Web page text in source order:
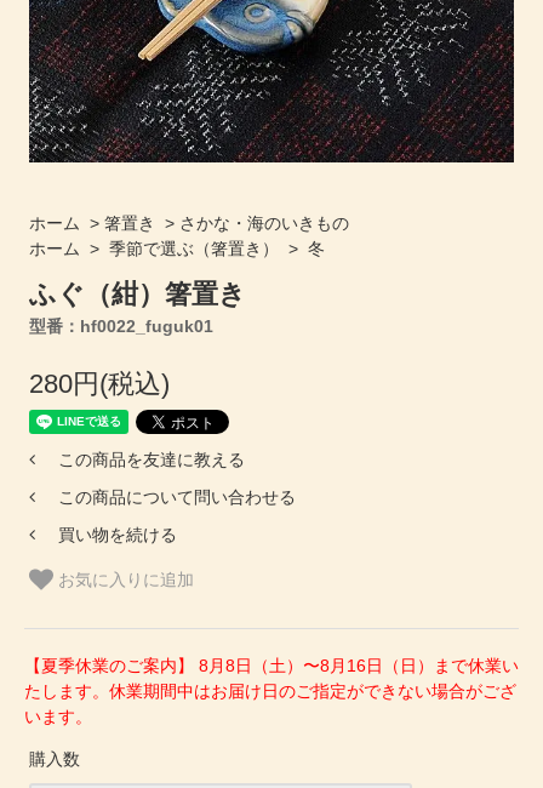
ホーム >箸置き > さかな・海のいきもの
ホーム
>季節で選ぶ（箸置き） >冬
ふぐ（紺）箸置き
型番：hf0022_fuguk01
280円(税込)
この商品を友達に教える
この商品について問い合わせる
買い物を続ける
お気に入りに追加
【夏季休業のご案内】 8月8日（土）〜8月16日（日）まで休業い
たします。休業期間中はお届け日のご指定ができない場合がござ
います。
購入数